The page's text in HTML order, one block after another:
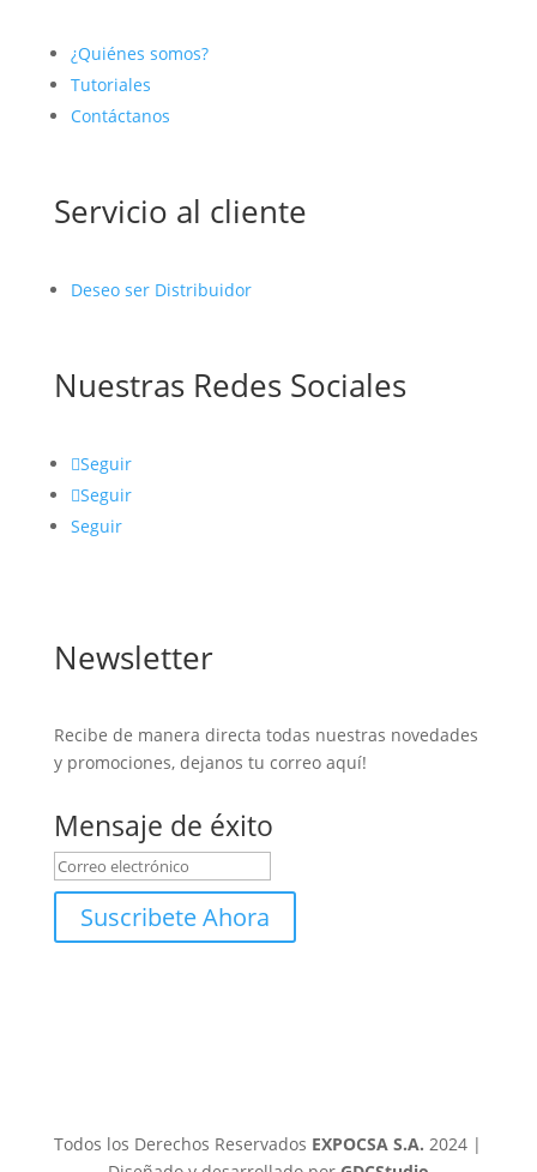
¿Quiénes somos?
Tutoriales
Contáctanos
Servicio al cliente
Deseo ser Distribuidor
Nuestras Redes Sociales
Seguir
Seguir
Seguir
Newsletter
Recibe de manera directa todas nuestras novedades
y promociones, dejanos tu correo aquí!
Mensaje de éxito
Suscribete Ahora
Todos los Derechos Reservados EXPOCSA S.A. 2024 |